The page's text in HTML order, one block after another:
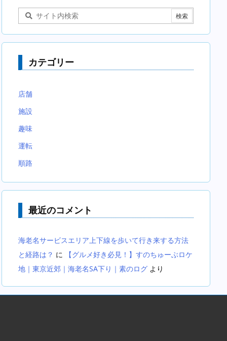
カテゴリー
店舗
施設
趣味
運転
順路
最近のコメント
海老名サービスエリア上下線を歩いて行き来する方法
と経路は？ に
【グルメ好き必見！】すのちゅーぶロケ
地｜東京近郊｜海老名SA下り｜素のログ より